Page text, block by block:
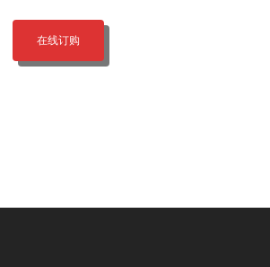
在线订购